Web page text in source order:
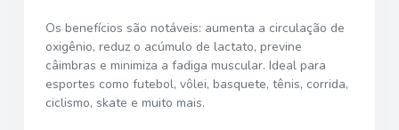
Os benefícios são notáveis: aumenta a circulação de
oxigênio, reduz o acúmulo de lactato, previne
câimbras e minimiza a fadiga muscular. Ideal para
esportes como futebol, vôlei, basquete, tênis, corrida,
ciclismo, skate e muito mais.